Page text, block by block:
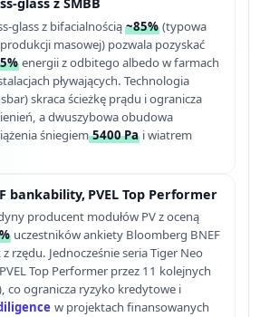
glass z bifacialnością~85% (typowa
masowej) pozwala pozyskać
energii z odbitego albedo w farmach
pływających. Technologia
skraca ścieżkę prądu i ogranicza
a dwuszybowa obudowa
śniegiem5400 Pa i wiatrem
bankability, PVEL Top Performer
producent modułów PV z oceną
uczestników ankiety Bloomberg BNEF
rzędu. Jednocześnie seria Tiger Neo
Top Performer przez 11 kolejnych
co ogranicza ryzyko kredytowe i
w projektach finansowanych